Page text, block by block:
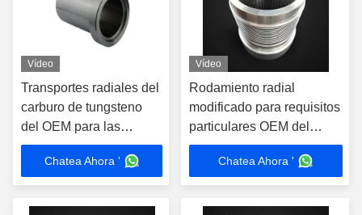
Vídeo
Transportes radiales del
carburo de tungsteno
del OEM para las
herramientas de
perforación del martillo
Chatea Ahora '
Vídeo
Rodamiento radial
modificado para requisitos
particulares OEM del
motor TC del motor de la
perforación del fondo de
pozo del gas de petróleo
de la resistencia a la
Chatea Ahora '